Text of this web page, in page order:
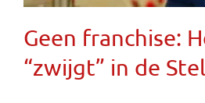
Geen franchise:
“zwijgt” in de